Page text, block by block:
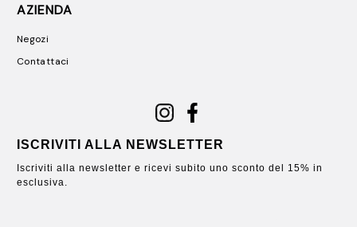
AZIENDA
Negozi
Contattaci
ISCRIVITI ALLA NEWSLETTER
Iscriviti alla newsletter e ricevi subito uno sconto del 15% in
esclusiva.